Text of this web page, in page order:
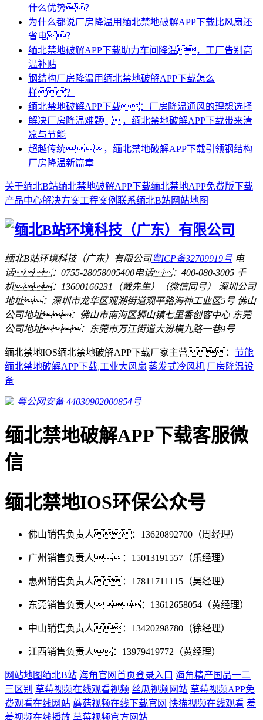
什么优势？
为什么都说厂房降温用缅北禁地破解APP下载比风扇还
省电？
缅北禁地破解APP下载助力车间降温，工厂告别高
温补贴
钢结构厂房降温用缅北禁地破解APP下载怎么
样？
缅北禁地破解APP下载：厂房降温通风的理想选择
解决厂房降温难题，缅北禁地破解APP下载带来清
凉与节能
超越传统，缅北禁地破解APP下载引领钢结构
厂房降温新篇章
关于缅北B站缅北禁地破解APP下载缅北禁地APP免费版下载
产品中心解决方案工程案例 联系缅北B站网站地图
缅北B站环境科技（广东）有限公司粤ICP备32709919号 电
话：0755-28058005400电话：400-080-3005 手
机：13600166231（戴先生）（微信同号）
深圳公司
地址：深圳市龙华区观湖街道观平路海神工业区5号 佛山
公司地址：佛山市南海区狮山镇七里香创客中心 东莞
公司地址：东莞市万江街道大汾横九路一巷9号
缅北禁地IOS缅北禁地破解APP下载厂家主营： 节能
缅北禁地破解APP下载,工业大风扇 蒸发式冷风机 厂房降温设
备
粤公网安备 44030902000854号
缅北禁地破解APP下载客服微
信
缅北禁地IOS环保公众号
佛山销售负责人：13620892700（周经理）
广州销售负责人：15013191557（乐经理）
惠州销售负责人：17811711115（吴经理）
东莞销售负责人：13612658054（黄经理）
中山销售负责人：13420298780（徐经理）
江西销售负责人：13979419772（黄经理）
网站地图缅北B站 海角官网首页登录入口 海角精产国品一二
三区别 草莓视频在线观看视频 丝瓜视频网站 草莓视频APP免
费观看在线网站 蘑菇视频在线下载官网 快猫视频在线观看 羞
羞视频在线播放 草莓视频官方网站